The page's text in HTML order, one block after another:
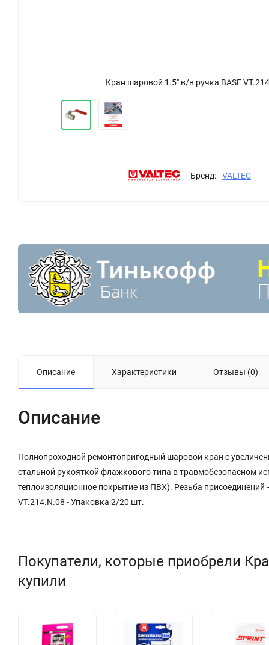
Кран шаровой 1.5" в/в ручка BASЕ VT.214
Бренд: VALTEC
Описание Характеристики Отзывы (0)
Описание
Полнопроходной ремонтопригодный шаровой кран с
стальной рукояткой флажкового типа в травмобезопасном
теплоизоляционное покрытие из ПВХ). Резьба присоединений
VT.214.N.08 - Упаковка 2/20 шт.
Покупатели, которые приобрели
купили